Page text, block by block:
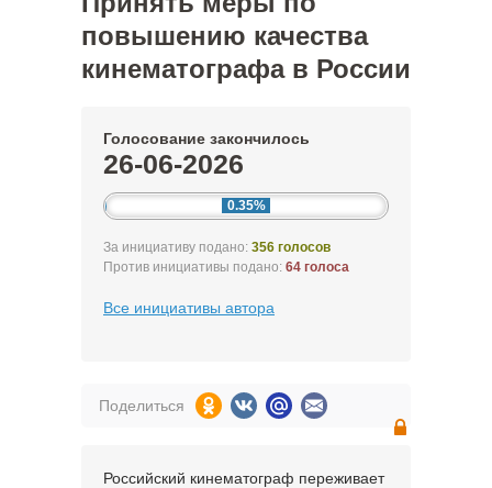
повышению качества
кинематографа в России
Голосование закончилось
26-06-2026
0.35%
За инициативу подано: 356 голосов
Против инициативы подано: 64 голоса
Все инициативы автора
Поделиться
Российский кинематограф переживает